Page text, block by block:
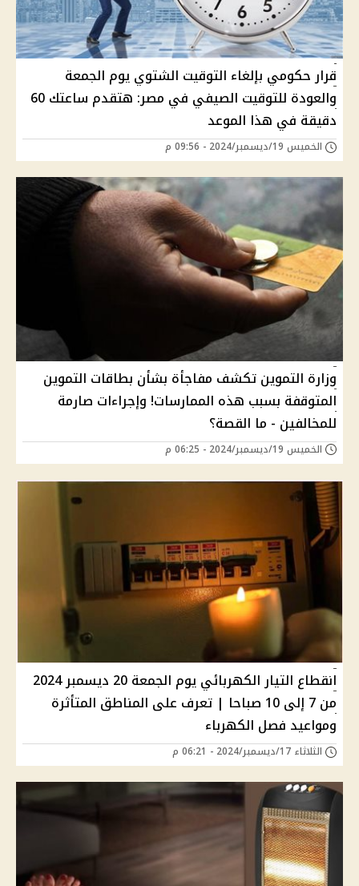
قرار حكومي بإلغاء التوقيت الشتوي يوم الجمعة
والعودة للتوقيت الصيفي في مصر: هتقدم ساعتك 60
دقيقة في هذا الموعد
الخميس 19/ديسمبر/2024 - 09:56 م
وزارة التموين تكشف مفاجأة بشأن بطاقات التموين
المتوقفة بسبب هذه الممارسات! وإجراءات صارمة
للمخالفين - ما القصة؟
الخميس 19/ديسمبر/2024 - 06:25 م
انقطاع التيار الكهربائي يوم الجمعة 20 ديسمبر 2024
من 7 إلى 10 صباحا | تعرف على المناطق المتأثرة
ومواعيد فصل الكهرباء
الثلاثاء 17/ديسمبر/2024 - 06:21 م